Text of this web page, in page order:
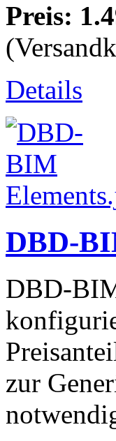
Preis:
Details
DBD-
DBD-
zur